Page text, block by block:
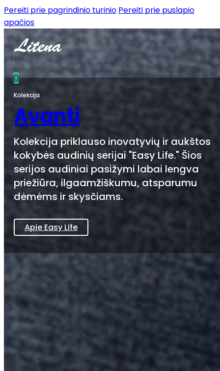
Pereiti prie pagrindinio turinio Pereiti prie puslapio
apačios
0
Krepšelyje nėra produktų.
Kolekcija
Avanti
Kolekcija priklauso inovatyvių ir aukštos
kokybės audinių serijai "Easy Life." Šios
serijos audiniai pasižymi labai lengva
priežiūra, ilgaamžiškumu, atsparumu
dėmėms ir skysčiams.
Apie Easy Life